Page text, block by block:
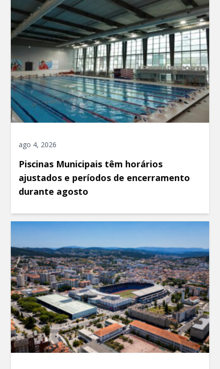
ago 4, 2026
Piscinas Municipais têm horários
ajustados e períodos de encerramento
durante agosto